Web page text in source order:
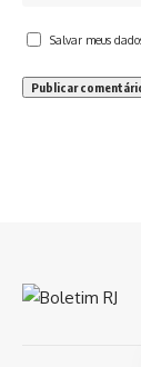
Salvar meus